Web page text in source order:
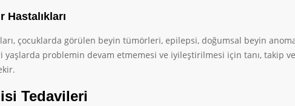
Hastalıkları
çocuklarda görülen beyin tümörleri, epilepsi, doğumsal beyin
problemin devam etmemesi ve iyileştirilmesi için tanı, takip
Tedavileri